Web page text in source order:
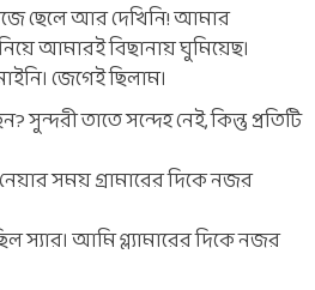
ছেলে আর দেখিনি! আমার
আমারই বিছানায় ঘুমিয়েছ।
জেগেই ছিলাম।
সুন্দরী তাতে সন্দেহ নেই, কিন্তু প্রতিটি
সময় গ্রামারের দিকে নজর
স্যার। আমি গ্ল্যামারের দিকে নজর